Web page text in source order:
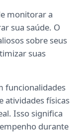
monitorar a
sua saúde. O
sobre seus
suas
funcionalidades
atividades físicas
Isso significa
durante